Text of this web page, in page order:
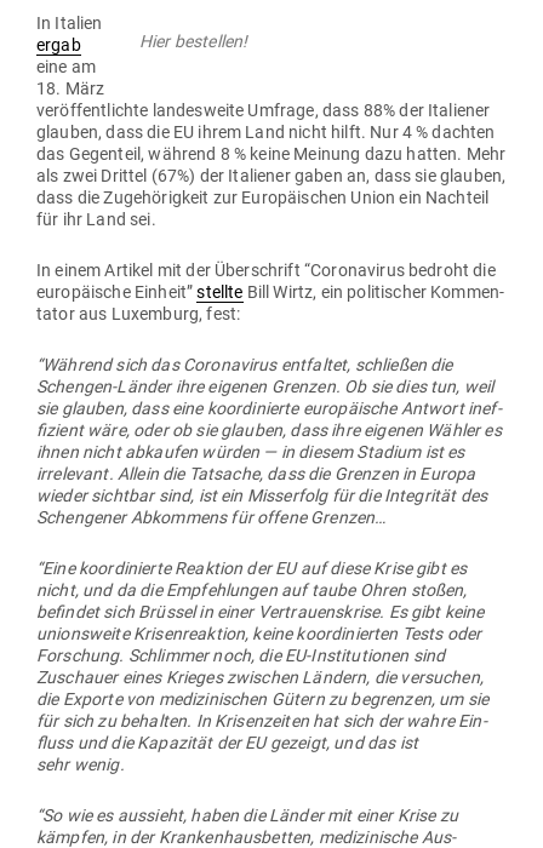
Hier bestellen!
In Italien
ergab
eine am
18. März
ver­öf­fent­lichte lan­des­weite Umfrage, dass 88% der Ita­liener
glauben, dass die EU ihrem Land nicht hilft. Nur 4 % dachten
das Gegenteil, während 8 % keine Meinung dazu hatten. Mehr
als zwei Drittel (67%) der Ita­liener gaben an, dass sie glauben,
dass die Zuge­hö­rigkeit zur Euro­päi­schen Union ein Nachteil
für ihr Land sei.
In einem Artikel mit der Über­schrift “Coro­na­virus bedroht die
euro­päische Einheit”stellte Bill Wirtz, ein poli­ti­scher Kom­men­
tator aus Luxemburg, fest:
“Während sich das Coro­na­virus ent­faltet, schließen die
Schengen-Länder ihre eigenen Grenzen. Ob sie dies tun, weil
sie glauben, dass eine koor­di­nierte euro­päische Antwort inef­
fi­zient wäre, oder ob sie glauben, dass ihre eigenen Wähler es
ihnen nicht abkaufen würden — in diesem Stadium ist es
irrelevant. Allein die Tat­sache, dass die Grenzen in Europa
wieder sichtbar sind, ist ein Miss­erfolg für die Inte­grität des
Schen­gener Abkommens für offene Grenzen…
“Eine koor­di­nierte Reaktion der EU auf diese Krise gibt es
nicht, und da die Emp­feh­lungen auf taube Ohren stoßen,
befindet sich Brüssel in einer Ver­trau­ens­krise. Es gibt keine
uni­ons­weite Kri­sen­re­aktion, keine koor­di­nierten Tests oder
For­schung. Schlimmer noch, die EU-Insti­tu­tionen sind
Zuschauer eines Krieges zwi­schen Ländern, die ver­suchen,
die Exporte von medi­zi­ni­schen Gütern zu begrenzen, um sie
für sich zu behalten. In Kri­sen­zeiten hat sich der wahre Ein­
fluss und die Kapa­zität der EU gezeigt, und das ist
sehr wenig.
“So wie es aus­sieht, haben die Länder mit einer Krise zu
kämpfen, in der Kran­ken­haus­betten, medi­zi­nische Aus­